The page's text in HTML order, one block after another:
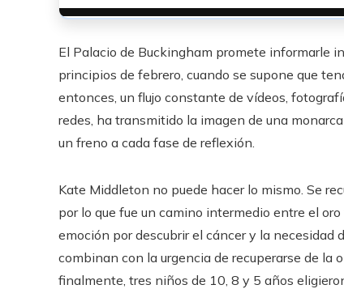
El Palacio de Buckingham promete informarle
principios de febrero, cuando se supone que
entonces, un flujo constante de vídeos,
redes, ha transmitido la imagen de una
un freno a cada fase de reflexión.
Kate Middleton no puede hacer lo mismo. Se
por lo que fue un camino intermedio entre el
emoción por descubrir el cáncer y la
combinan con la urgencia de recuperarse de la
finalmente, tres niños de 10, 8 y 5 años